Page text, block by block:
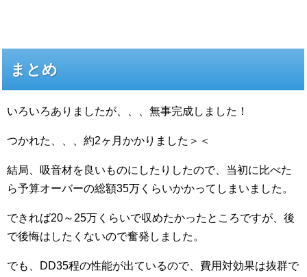
まとめ
いろいろありましたが、、、無事完成しました！
つかれた、、、約2ヶ月かかりました＞＜
結局、吸音材を良いものにしたりしたので、当初に比べた
ら予算オーバーの総額35万くらいかかってしまいました。
できれば20～25万くらいで収めたかったところですが、後
で後悔はしたくないので奮発しました。
でも、DD35程の性能が出ているので、費用対効果は抜群で